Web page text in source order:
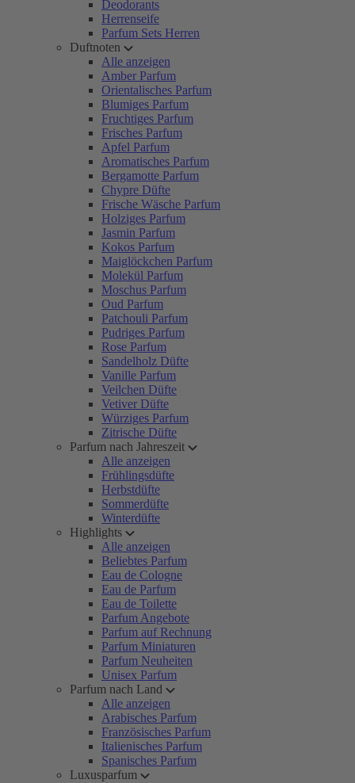
Deodorants
Herrenseife
Parfum Sets Herren
Duftnoten
Alle anzeigen
Amber Parfum
Orientalisches Parfum
Blumiges Parfum
Fruchtiges Parfum
Frisches Parfum
Apfel Parfum
Aromatisches Parfum
Bergamotte Parfum
Chypre Düfte
Frische Wäsche Parfum
Holziges Parfum
Jasmin Parfum
Kokos Parfum
Maiglöckchen Parfum
Molekül Parfum
Moschus Parfum
Oud Parfum
Patchouli Parfum
Pudriges Parfum
Rose Parfum
Sandelholz Düfte
Vanille Parfum
Veilchen Düfte
Vetiver Düfte
Würziges Parfum
Zitrische Düfte
Parfum nach Jahreszeit
Alle anzeigen
Frühlingsdüfte
Herbstdüfte
Sommerdüfte
Winterdüfte
Highlights
Alle anzeigen
Beliebtes Parfum
Eau de Cologne
Eau de Parfum
Eau de Toilette
Parfum Angebote
Parfum auf Rechnung
Parfum Miniaturen
Parfum Neuheiten
Unisex Parfum
Parfum nach Land
Alle anzeigen
Arabisches Parfum
Französisches Parfum
Italienisches Parfum
Spanisches Parfum
Luxusparfum